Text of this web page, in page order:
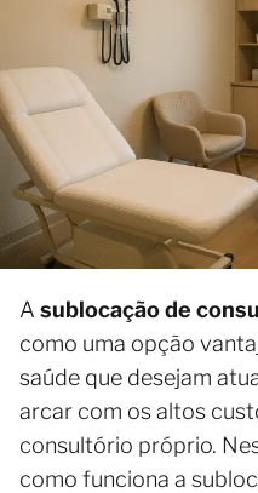
A sublocação de
como uma opção
saúde que desejam
arcar com os altos
consultório próprio.
como funciona a